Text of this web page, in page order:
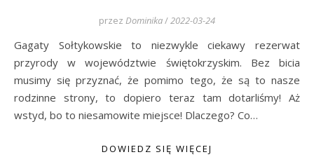
przez Dominika/2022-03-24
Gagaty Sołtykowskie to niezwykle ciekawy rezerwat
przyrody w województwie świętokrzyskim. Bez bicia
musimy się przyznać, że pomimo tego, że są to nasze
rodzinne strony, to dopiero teraz tam dotarliśmy! Aż
wstyd, bo to niesamowite miejsce! Dlaczego? Co…
DOWIEDZ SIĘ WIĘCEJ